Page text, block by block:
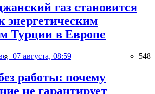
газ становится
энергетическим
Турции в Европе
07 августа, 08:59 548
работы: почему
не гарантирует